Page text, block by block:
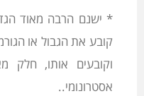
* ישנם הרבה מאוד
קובע את הגבול או
וקובעים אותו, חלק
אסטרונומי..